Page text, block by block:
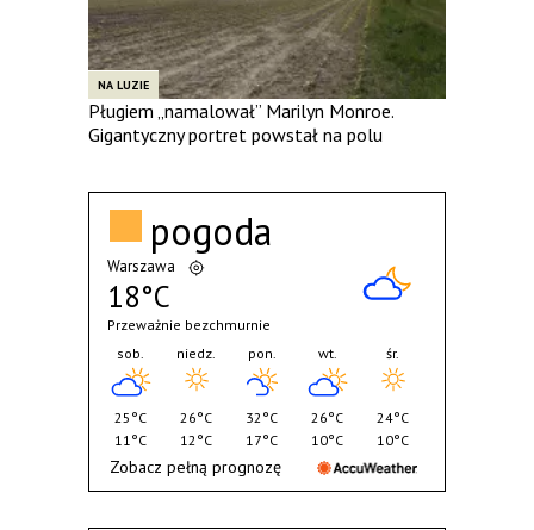
NA LUZIE
Pługiem „namalował” Marilyn Monroe.
Gigantyczny portret powstał na polu
pogoda
Warszawa
18°C
Przeważnie bezchmurnie
sob.
25°C
11°C
niedz.
26°C
12°C
pon.
32°C
17°C
wt.
26°C
10°C
śr.
24°C
10°C
Zobacz pełną prognozę